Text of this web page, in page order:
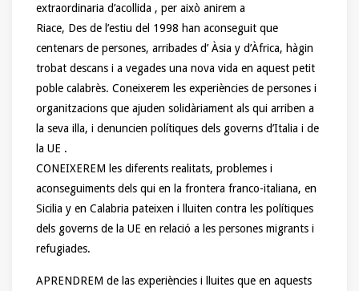
extraordinaria d’acollida , per això anirem a
Riace, Des de l’estiu del 1998 han aconseguit que
centenars de persones, arribades d’ Àsia y d’Àfrica, hàgin
trobat descans i a vegades una nova vida en aquest petit
poble calabrès. Coneixerem les experiències de persones i
organitzacions que ajuden solidàriament als qui arriben a
la seva illa, i denuncien polítiques dels governs d’Italia i de
la UE .
CONEIXEREM les diferents realitats, problemes i
aconseguiments dels qui en la frontera franco-italiana, en
Sicilia y en Calabria pateixen i lluiten contra les polítiques
dels governs de la UE en relació a les persones migrants i
refugiades.
APRENDREM de las experiències i lluites que en aquests